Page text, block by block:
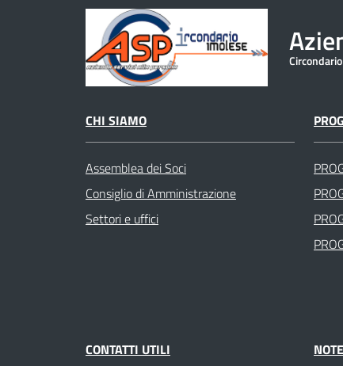
CHI SIAMO
Assemblea dei Soci
Consiglio di Amministrazione
Settori e uffici
CONTATTI UTILI